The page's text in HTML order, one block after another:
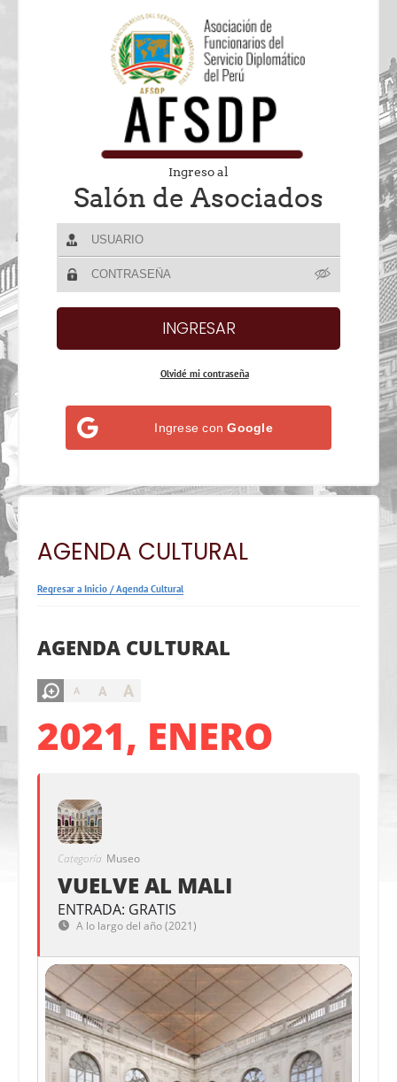
Ingreso al
Salón de Asociados
Olvidé mi contraseña
Ingrese conGoogle
AGENDA CULTURAL
Regresar a Inicio /Agenda Cultural
AGENDA CULTURAL
A A A
2021, ENERO
Categoría Museo
VUELVE AL MALI
ENTRADA: GRATIS
A lo largo del año (2021)